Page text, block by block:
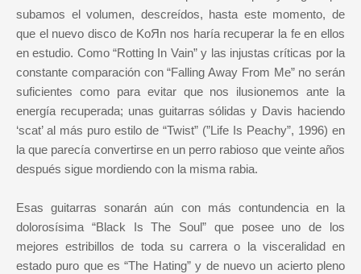
subamos el volumen, descreídos, hasta este momento, de
que el nuevo disco de KoЯn nos haría recuperar la fe en ellos
en estudio. Como “Rotting In Vain” y las injustas críticas por la
constante comparación con “Falling Away From Me” no serán
suficientes como para evitar que nos ilusionemos ante la
energía recuperada; unas guitarras sólidas y Davis haciendo
‘scat’ al más puro estilo de “Twist” (”Life Is Peachy”, 1996) en
la que parecía convertirse en un perro rabioso que veinte años
después sigue mordiendo con la misma rabia.
Esas guitarras sonarán aún con más contundencia en la
dolorosísima “Black Is The Soul” que posee uno de los
mejores estribillos de toda su carrera o la visceralidad en
estado puro que es “The Hating” y de nuevo un acierto pleno